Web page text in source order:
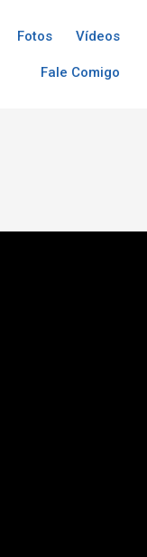
Fotos Vídeos
Fale Comigo